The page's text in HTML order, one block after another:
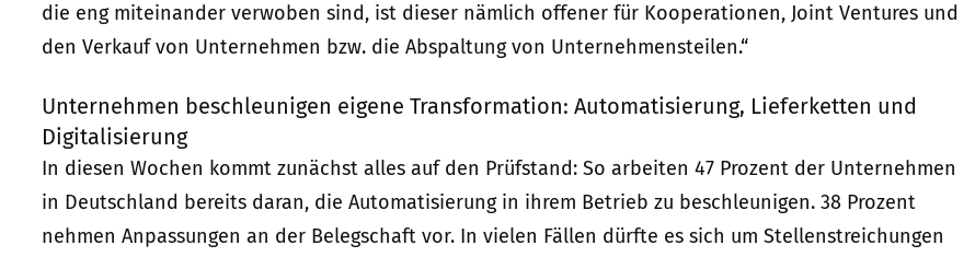
die eng miteinander verwoben sind, ist dieser nämlich offener für Kooperationen, Joint Ventures und
den Verkauf von Unternehmen bzw. die Abspaltung von Unternehmensteilen.“
Unternehmen beschleunigen eigene Transformation: Automatisierung, Lieferketten und
Digitalisierung
In diesen Wochen kommt zunächst alles auf den Prüfstand: So arbeiten 47 Prozent der Unternehmen
in Deutschland bereits daran, die Automatisierung in ihrem Betrieb zu beschleunigen. 38 Prozent
nehmen Anpassungen an der Belegschaft vor. In vielen Fällen dürfte es sich um Stellenstreichungen